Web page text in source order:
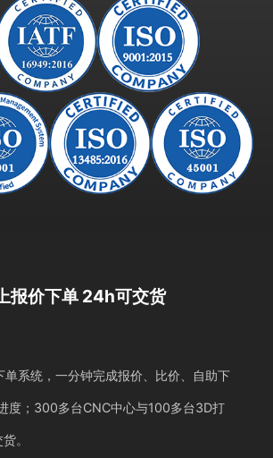
报价下单 24h可交货
单系统，一分钟完成报价、比价、自助下
度；300多台CNC中心与100多台3D打
。